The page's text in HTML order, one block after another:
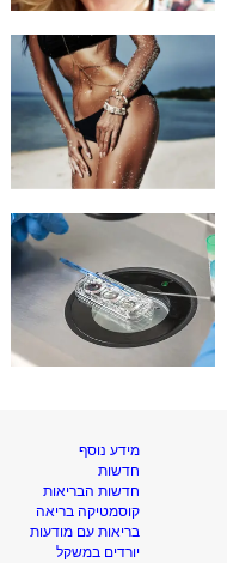
מידע נוסף
חדשות
חדשות הבריאות
קוסמטיקה בריאה
בריאות עם מודעות
יורדים במשקל